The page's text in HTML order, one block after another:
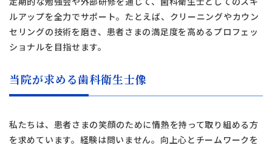
ルアップを全力でサポート。たとえば、クリーニングやカウン
セリングの技術を磨き、患者さまの満足度を高めるプロフェッ
ショナルを目指せます。
当院が求める歯科衛生士像
私たちは、患者さまの笑顔のために情熱を持って取り組める方
を求めています。経験は問いません。向上心とチームワークを